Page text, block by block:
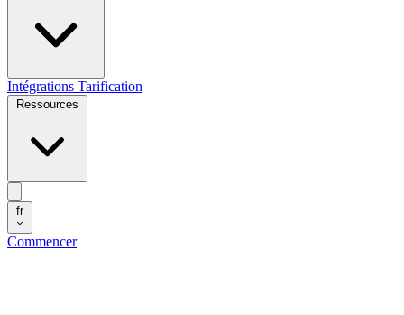
Intégrations Tarification
fr
Commencer